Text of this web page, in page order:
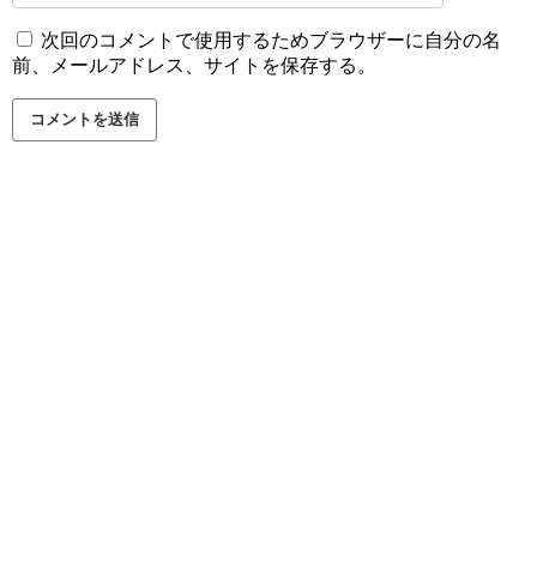
次回のコメントで使用するためブラウザーに自分の名
前、メールアドレス、サイトを保存する。